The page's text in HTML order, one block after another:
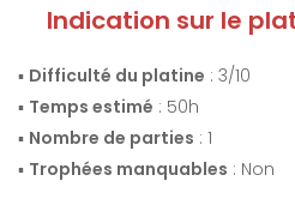
Indication sur le
▪️ Difficulté du platine : 3/10
▪️ Temps estimé : 50h
▪️ Nombre de parties : 1
▪️ Trophées manquables : Non